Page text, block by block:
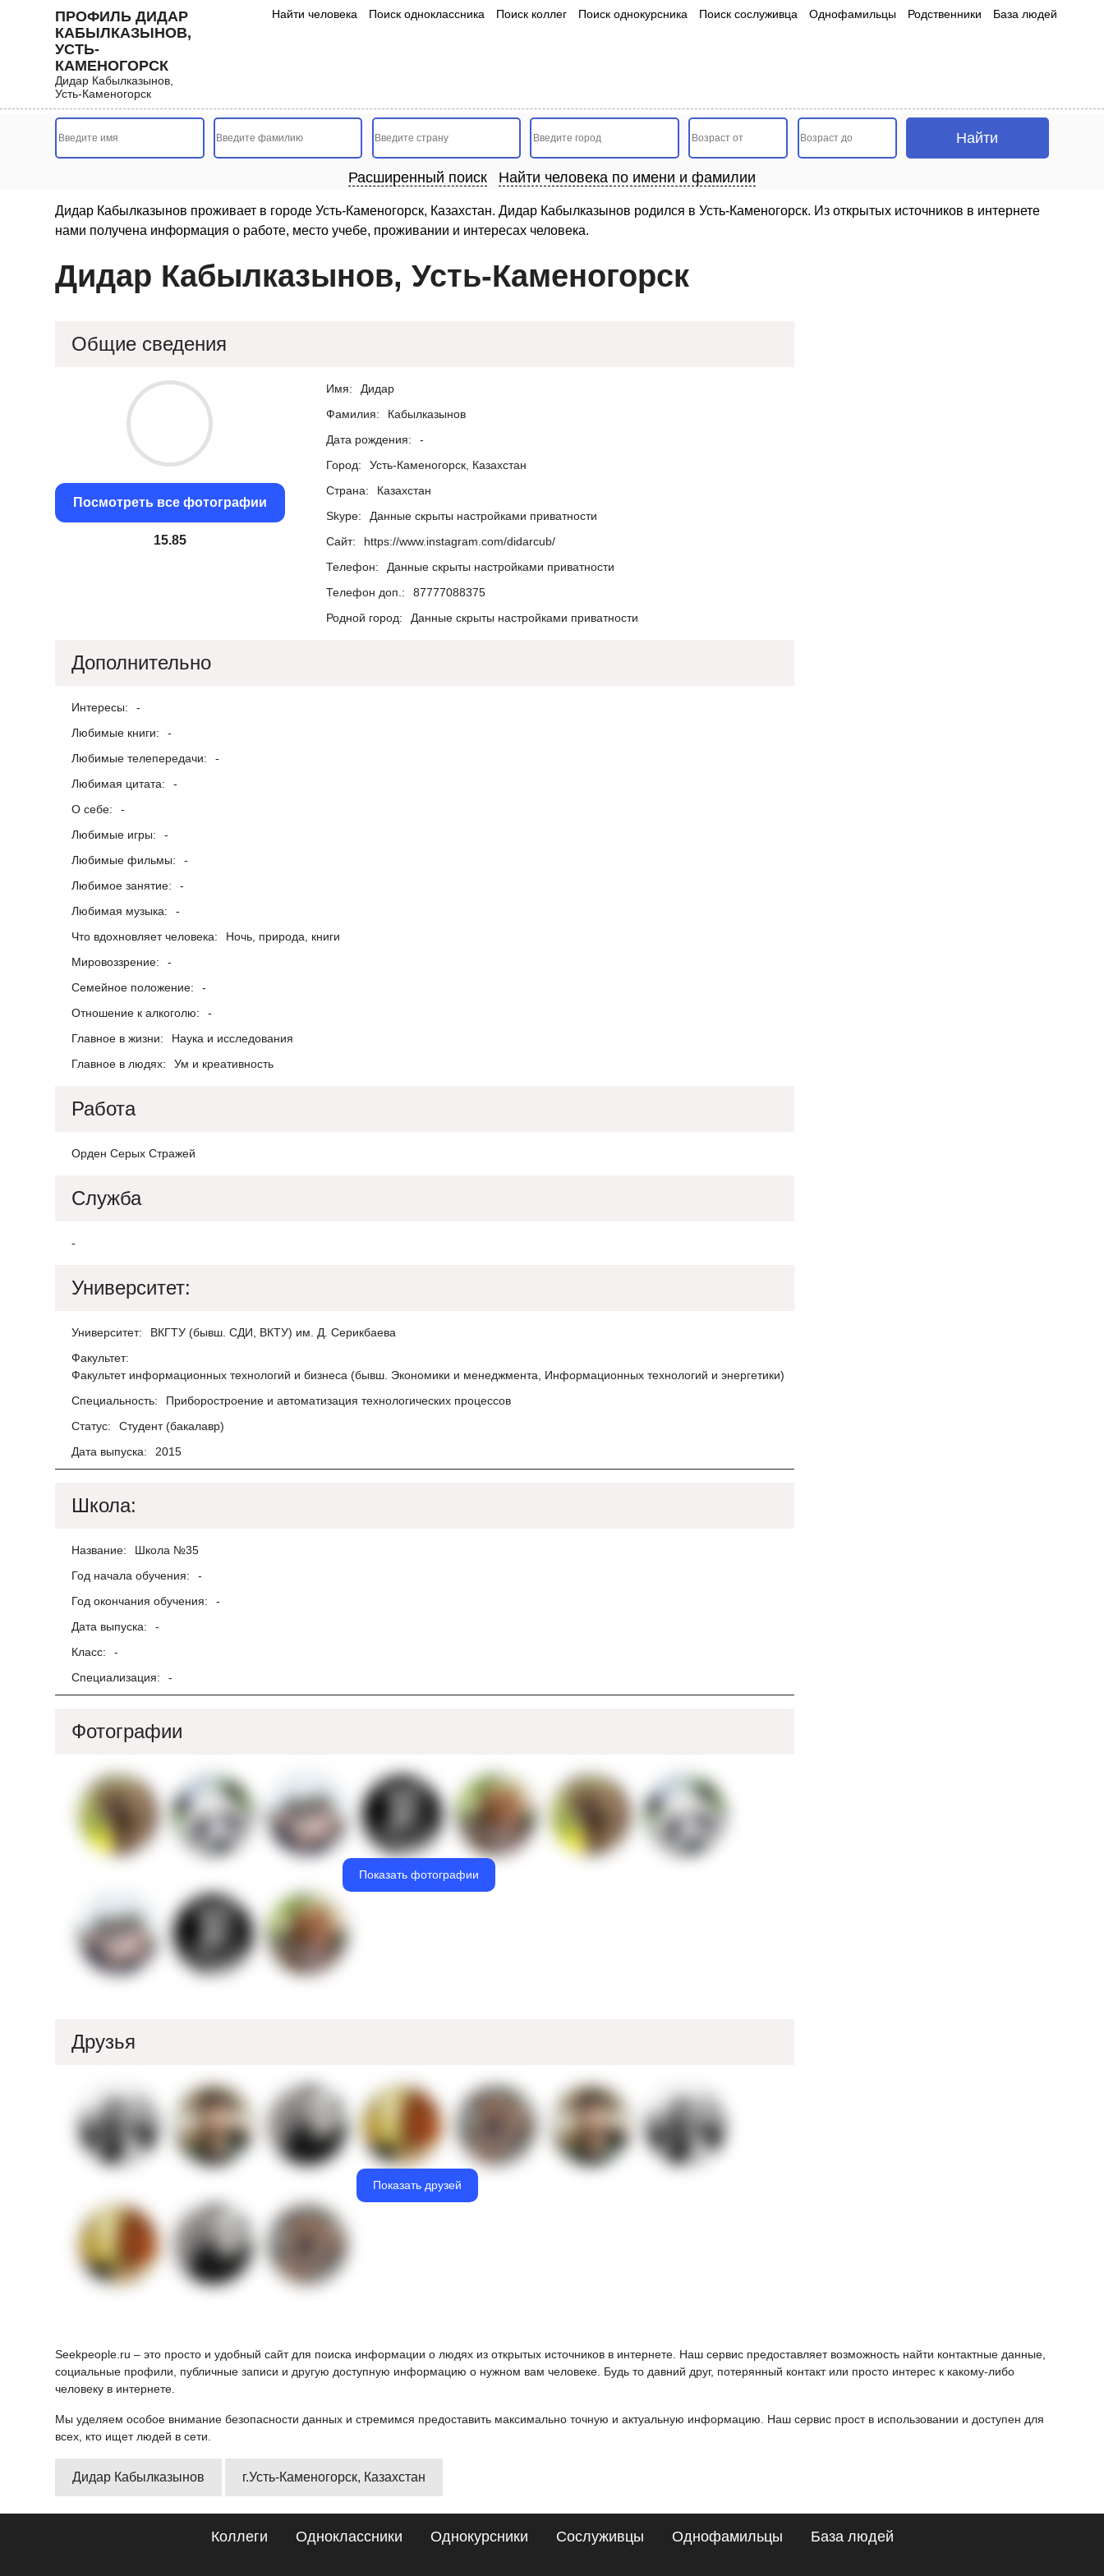
ПРОФИЛЬ ДИДАР
КАБЫЛКАЗЫНОВ,
УСТЬ-
КАМЕНОГОРСК
Дидар Кабылказынов,
Усть-Каменогорск
Найти человека Поиск одноклассника Поиск коллег Поиск однокурсника Поиск сослуживца Однофамильцы Родственники База людей
Расширенный поиск Найти человека по имени и фамилии
Дидар Кабылказынов проживает в городе Усть-Каменогорск, Казахстан. Дидар Кабылказынов родился в Усть-Каменогорск. Из открытых источников в интернете
нами получена информация о работе, место учебе, проживании и интересах человека.
Дидар Кабылказынов, Усть-Каменогорск
Общие сведения
Посмотреть все фотографии
15.1
Имя:
Дидар
Фамилия:
Кабылказынов
Дата рождения:
-
Город:
Усть-Каменогорск, Казахстан
Страна:
Казахстан
Skype:
Данные скрыты настройками приватности
Сайт:
https://www.instagram.com/didarcub/
Телефон:
Данные скрыты настройками приватности
Телефон доп.:
87777088375
Родной город:
Данные скрыты настройками приватности
Дополнительно
Интересы:
-
Любимые книги:
-
Любимые телепередачи:
-
Любимая цитата:
-
О себе:
-
Любимые игры:
-
Любимые фильмы:
-
Любимое занятие:
-
Любимая музыка:
-
Что вдохновляет человека:
Ночь, природа, книги
Мировоззрение:
-
Семейное положение:
-
Отношение к алкоголю:
-
Главное в жизни:
Наука и исследования
Главное в людях:
Ум и креативность
Работа
Орден Серых Стражей
Служба
-
Университет:
Университет:
ВКГТУ (бывш. СДИ, ВКТУ) им. Д. Серикбаева
Факультет:
Факультет информационных технологий и бизнеса (бывш. Экономики и менеджмента, Информационных технологий и энергетики)
Специальность:
Приборостроение и автоматизация технологических процессов
Статус:
Студент (бакалавр)
Дата выпуска:
2015
Школа:
Название:
Школа №35
Год начала обучения:
-
Год окончания обучения:
-
Дата выпуска:
-
Класс:
-
Специализация:
-
Фотографии
Показать фотографии
Друзья
Показать друзей
Seekpeople.ru – это просто и удобный сайт для поиска информации о людях из открытых источников в интернете. Наш сервис предоставляет возможность найти контактные данные,
социальные профили, публичные записи и другую доступную информацию о нужном вам человеке. Будь то давний друг, потерянный контакт или просто интерес к какому-либо
человеку в интернете.
Мы уделяем особое внимание безопасности данных и стремимся предоставить максимально точную и актуальную информацию. Наш сервис прост в использовании и доступен для
всех, кто ищет людей в сети.
Дидар Кабылказынов г.Усть-Каменогорск, Казахстан
Коллеги Одноклассники Однокурсники Сослуживцы Однофамильцы База людей